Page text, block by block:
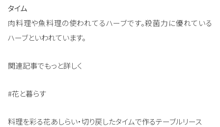
タイム
肉料理や魚料理の使われてるハーブです。殺菌力に優れている
ハーブといわれています。
関連記事でもっと詳しく
#花と暮らす
料理を彩る花あしらい・切り戻したタイムで作るテーブルリース